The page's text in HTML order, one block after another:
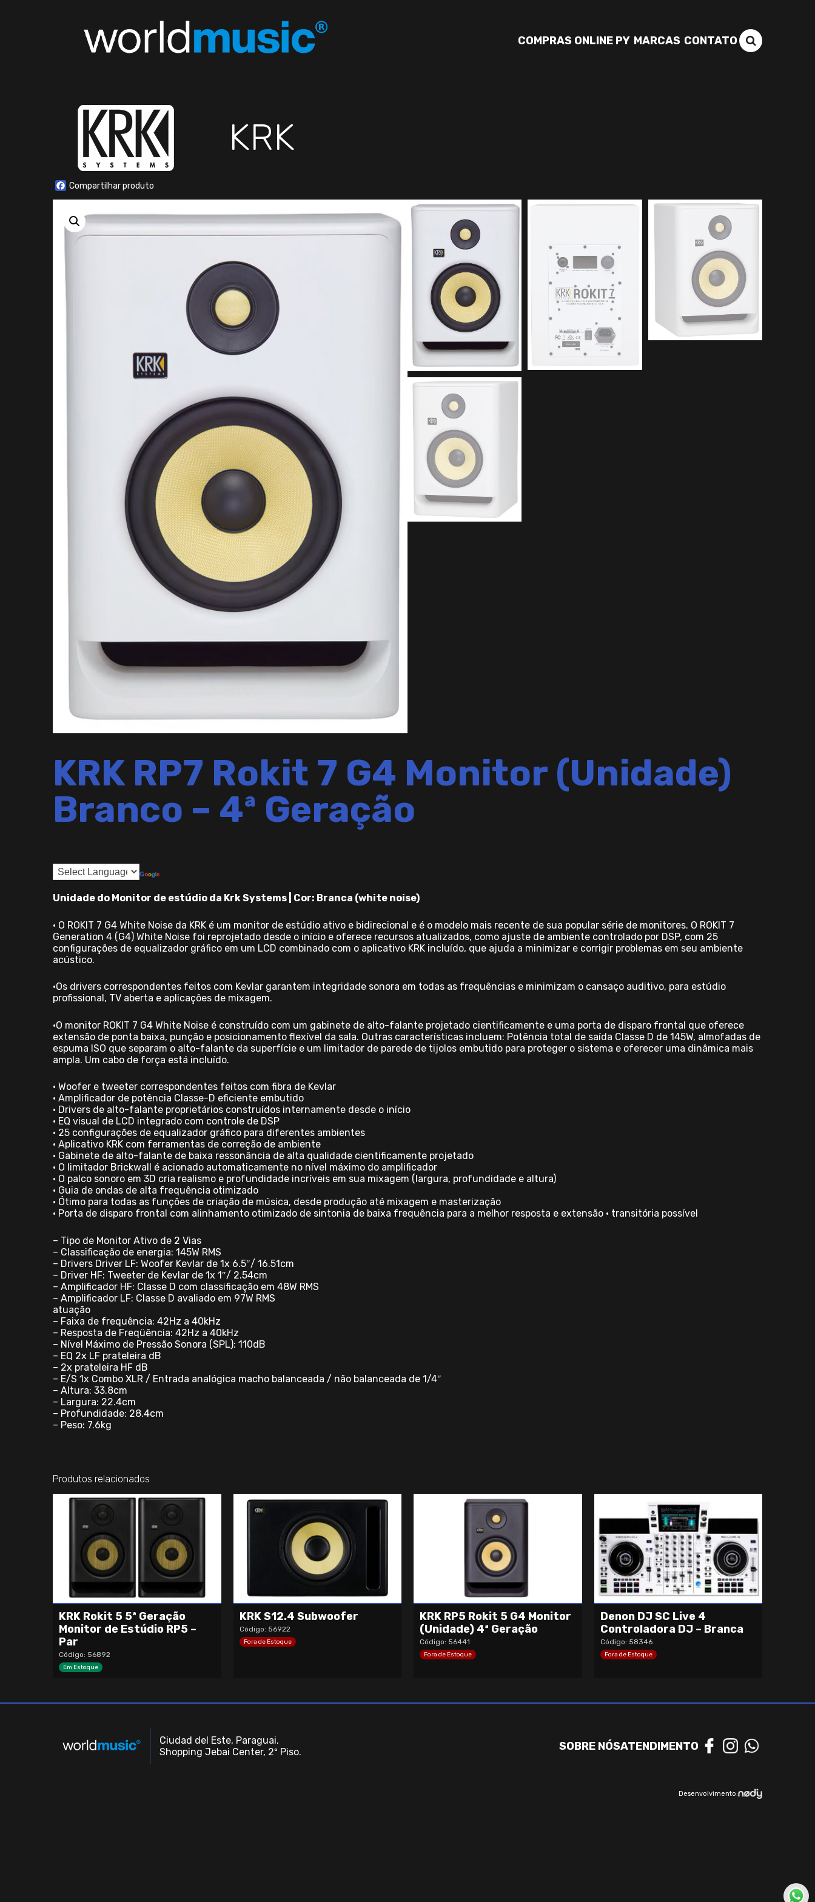
COMPRAS ONLINE PY MARCAS CONTATO
KRK
Facebook
KRK RP7 Rokit 7 G4 Monitor (Unidade)
Branco – 4ª Geração
Unidade do Monitor de estúdio da Krk Systems | Cor: Branca (white noise)
• O ROKIT 7 G4 White Noise da KRK é um monitor de estúdio ativo e bidirecional e é o modelo mais recente de sua popular série de monitores. O ROKIT 7
Generation 4 (G4) White Noise foi reprojetado desde o início e oferece recursos atualizados, como ajuste de ambiente controlado por DSP, com 25
configurações de equalizador gráfico em um LCD combinado com o aplicativo KRK incluído, que ajuda a minimizar e corrigir problemas em seu ambiente
acústico.
•Os drivers correspondentes feitos com Kevlar garantem integridade sonora em todas as frequências e minimizam o cansaço auditivo, para estúdio
profissional, TV aberta e aplicações de mixagem.
•O monitor ROKIT 7 G4 White Noise é construído com um gabinete de alto-falante projetado cientificamente e uma porta de disparo frontal que oferece
extensão de ponta baixa, punção e posicionamento flexível da sala. Outras características incluem: Potência total de saída Classe D de 145W, almofadas de
espuma ISO que separam o alto-falante da superfície e um limitador de parede de tijolos embutido para proteger o sistema e oferecer uma dinâmica mais
ampla. Um cabo de força está incluído.
• Woofer e tweeter correspondentes feitos com fibra de Kevlar
• Amplificador de potência Classe-D eficiente embutido
• Drivers de alto-falante proprietários construídos internamente desde o início
• EQ visual de LCD integrado com controle de DSP
• 25 configurações de equalizador gráfico para diferentes ambientes
• Aplicativo KRK com ferramentas de correção de ambiente
• Gabinete de alto-falante de baixa ressonância de alta qualidade cientificamente projetado
• O limitador Brickwall é acionado automaticamente no nível máximo do amplificador
• O palco sonoro em 3D cria realismo e profundidade incríveis em sua mixagem (largura, profundidade e altura)
• Guia de ondas de alta frequência otimizado
• Ótimo para todas as funções de criação de música, desde produção até mixagem e masterização
• Porta de disparo frontal com alinhamento otimizado de sintonia de baixa frequência para a melhor resposta e extensão • transitória possível
– Tipo de Monitor Ativo de 2 Vias
– Classificação de energia: 145W RMS
– Drivers Driver LF: Woofer Kevlar de 1x 6.5″/ 16.51cm
– Driver HF: Tweeter de Kevlar de 1x 1″/ 2.54cm
– Amplificador HF: Classe D com classificação em 48W RMS
– Amplificador LF: Classe D avaliado em 97W RMS
atuação
– Faixa de frequência: 42Hz a 40kHz
– Resposta de Freqüência: 42Hz a 40kHz
– Nível Máximo de Pressão Sonora (SPL): 110dB
– EQ 2x LF prateleira dB
– 2x prateleira HF dB
– E/S 1x Combo XLR / Entrada analógica macho balanceada / não balanceada de 1/4″
– Altura: 33.8cm
– Largura: 22.4cm
– Profundidade: 28.4cm
– Peso: 7.6kg
Produtos relacionados
KRK Rokit 5 5ª Geração
Monitor de Estúdio RP5 –
Par
Código: 56892
Em Estoque
KRK S12.4 Subwoofer
Código: 56922
Fora de Estoque
KRK RP5 Rokit 5 G4 Monitor
(Unidade) 4ª Geração
Código: 56441
Fora de Estoque
Denon DJ SC Live 4
Controladora DJ – Branca
Código: 58346
Fora de Estoque
Ciudad del Este, Paraguai.
Shopping Jebai Center, 2º Piso.
SOBRE NÓSATENDIMENTO
Desenvolvimento: